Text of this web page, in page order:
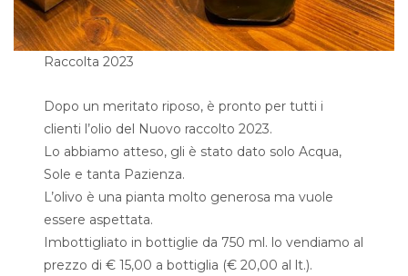
Raccolta 2023
Dopo un meritato riposo, è pronto per tutti i
clienti l’olio del Nuovo raccolto 2023.
Lo abbiamo atteso, gli è stato dato solo Acqua,
Sole e tanta Pazienza.
L’olivo è una pianta molto generosa ma vuole
essere aspettata.
Imbottigliato in bottiglie da 750 ml. lo vendiamo al
prezzo di € 15,00 a bottiglia (€ 20,00 al lt.).